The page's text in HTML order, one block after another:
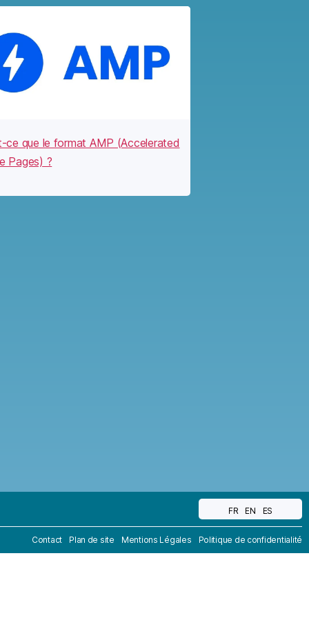
ce que le format AMP (Accelerated
Pages) ?
FR EN ES
Contact Plan de site Mentions Légales Politique de confidentialité